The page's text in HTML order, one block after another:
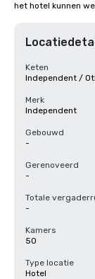
het hotel kunnen
Keten
Independent /
Merk
Independent
Gebouwd
-
Gerenoveerd
-
Totale
-
Kamers
50
Type locatie
Hotel